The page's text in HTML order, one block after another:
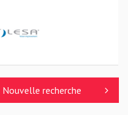
Nouvelle recherche